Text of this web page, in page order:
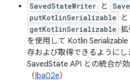
SavedStateWriter と
putKotlinSerializable と
getKotlinSerializable
を使用して Kotlin
存および取得できるようにし
SavedState API との統合が効
（Iba02e）